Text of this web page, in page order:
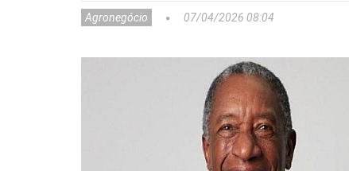
Agronegócio 07/04/2026 08:04